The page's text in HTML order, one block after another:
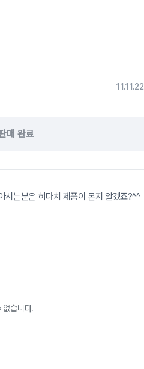
11.11.22
매 완료
시는분은 히다치 제품이 몬지 알겠죠?^^
없습니다.